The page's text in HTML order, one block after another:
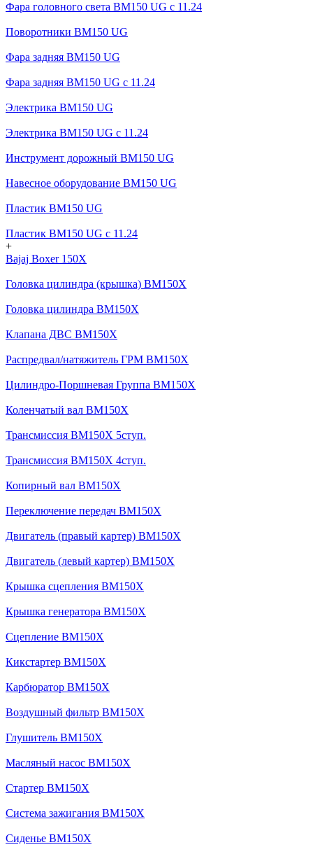
Фара головного света BM150 UG c 11.24
Поворотники BM150 UG
Фара задняя BM150 UG
Фара задняя BM150 UG с 11.24
Электрика BM150 UG
Электрика BM150 UG c 11.24
Инструмент дорожный BM150 UG
Навесное оборудование BM150 UG
Пластик BM150 UG
Пластик BM150 UG c 11.24
+
Bajaj Boxer 150X
Головка цилиндра (крышка) BM150X
Головка цилиндра BM150X
Клапана ДВС BM150X
Распредвал/натяжитель ГРМ BM150X
Цилиндро-Поршневая Группа BM150X
Коленчатый вал BM150X
Трансмиссия BM150X 5ступ.
Трансмиссия BM150X 4ступ.
Копирный вал BM150X
Переключение передач BM150X
Двигатель (правый картер) BM150X
Двигатель (левый картер) BM150X
Крышка сцепления BM150X
Крышка генератора BM150X
Сцепление BM150X
Кикстартер BM150X
Карбюратор BM150X
Воздушный фильтр BM150X
Глушитель BM150X
Масляный насос BM150X
Стартер BM150X
Система зажигания BM150X
Сиденье BM150X